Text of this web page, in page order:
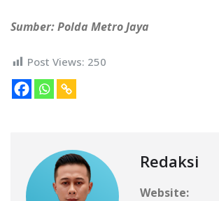
Sumber: Polda Metro Jaya
Post Views: 250
Redaksi
Website: